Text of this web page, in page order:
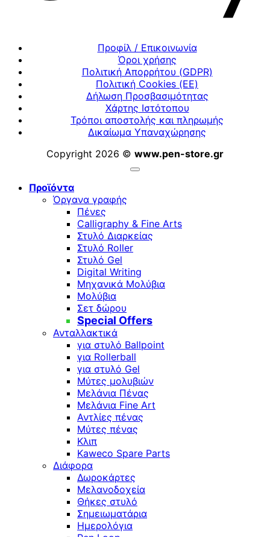
Προφίλ / Επικοινωνία
Όροι χρήσης
Πολιτική Απορρήτου (GDPR)
Πολιτική Cookies (ΕΕ)
Δήλωση Προσβασιμότητας
Χάρτης Ιστότοπου
Τρόποι αποστολής και πληρωμής
Δικαίωμα Υπαναχώρησης
Copyright 2026 © www.pen-store.gr
Προϊόντα
Όργανα γραφής
Πένες
Calligraphy & Fine Arts
Στυλό Διαρκείας
Στυλό Roller
Στυλό Gel
Digital Writing
Μηχανικά Μολύβια
Μολύβια
Σετ δώρου
Special Offers
Ανταλλακτικά
για στυλό Ballpoint
για Rollerball
για στυλό Gel
Μύτες μολυβιών
Μελάνια Πένας
Μελάνια Fine Art
Αντλίες πένας
Μύτες πένας
Κλιπ
Kaweco Spare Parts
Διάφορα
Δωροκάρτες
Μελανοδοχεία
Θήκες στυλό
Σημειωματάρια
Ημερολόγια